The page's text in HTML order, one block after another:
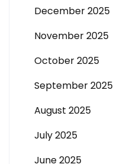
December 2025
November 2025
October 2025
September 2025
August 2025
July 2025
June 2025